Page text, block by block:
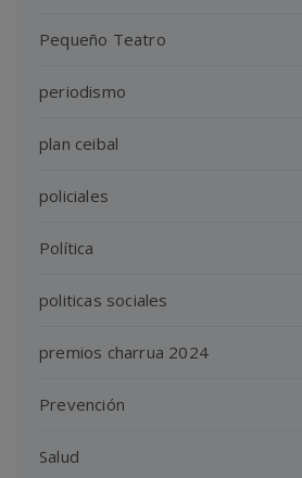
Pequeño Teatro
periodismo
plan ceibal
policiales
Política
politicas sociales
premios charrua 2024
Prevención
Salud